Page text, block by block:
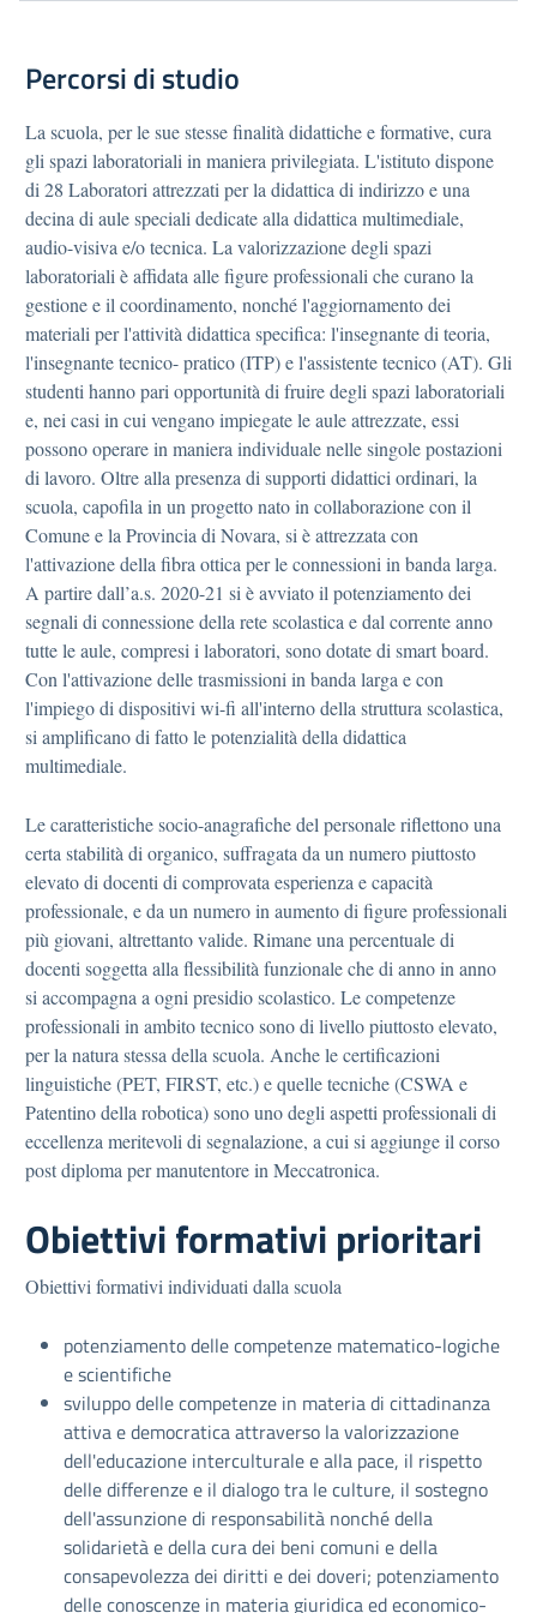
Percorsi di studio
La scuola, per le sue stesse finalità didattiche e formative, cura
gli spazi laboratoriali in maniera privilegiata. L'istituto dispone
di 28 Laboratori attrezzati per la didattica di indirizzo e una
decina di aule speciali dedicate alla didattica multimediale,
audio-visiva e/o tecnica. La valorizzazione degli spazi
laboratoriali è affidata alle figure professionali che curano la
gestione e il coordinamento, nonché l'aggiornamento dei
materiali per l'attività didattica specifica: l'insegnante di teoria,
l'insegnante tecnico- pratico (ITP) e l'assistente tecnico (AT). Gli
studenti hanno pari opportunità di fruire degli spazi laboratoriali
e, nei casi in cui vengano impiegate le aule attrezzate, essi
possono operare in maniera individuale nelle singole postazioni
di lavoro. Oltre alla presenza di supporti didattici ordinari, la
scuola, capofila in un progetto nato in collaborazione con il
Comune e la Provincia di Novara, si è attrezzata con
l'attivazione della fibra ottica per le connessioni in banda larga.
A partire dall’a.s. 2020-21 si è avviato il potenziamento dei
segnali di connessione della rete scolastica e dal corrente anno
tutte le aule, compresi i laboratori, sono dotate di smart board.
Con l'attivazione delle trasmissioni in banda larga e con
l'impiego di dispositivi wi-fi all'interno della struttura scolastica,
si amplificano di fatto le potenzialità della didattica
multimediale.
Le caratteristiche socio-anagrafiche del personale riflettono una
certa stabilità di organico, suffragata da un numero piuttosto
elevato di docenti di comprovata esperienza e capacità
professionale, e da un numero in aumento di figure professionali
più giovani, altrettanto valide. Rimane una percentuale di
docenti soggetta alla flessibilità funzionale che di anno in anno
si accompagna a ogni presidio scolastico. Le competenze
professionali in ambito tecnico sono di livello piuttosto elevato,
per la natura stessa della scuola. Anche le certificazioni
linguistiche (PET, FIRST, etc.) e quelle tecniche (CSWA e
Patentino della robotica) sono uno degli aspetti professionali di
eccellenza meritevoli di segnalazione, a cui si aggiunge il corso
post diploma per manutentore in Meccatronica.
Obiettivi formativi prioritari
Obiettivi formativi individuati dalla scuola
potenziamento delle competenze matematico-logiche
e scientifiche
sviluppo delle competenze in materia di cittadinanza
attiva e democratica attraverso la valorizzazione
dell'educazione interculturale e alla pace, il rispetto
delle differenze e il dialogo tra le culture, il sostegno
dell'assunzione di responsabilità nonché della
solidarietà e della cura dei beni comuni e della
consapevolezza dei diritti e dei doveri; potenziamento
delle conoscenze in materia giuridica ed economico-